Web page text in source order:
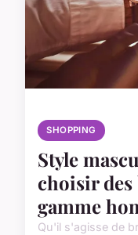
SHOPPING
Style
choisir
gamme
Qu'il s'agisse de